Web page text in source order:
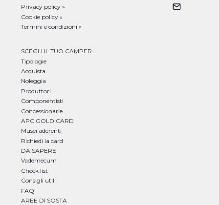
Privacy policy »
Cookie policy »
Termini e condizioni »
SCEGLI IL TUO CAMPER
Tipologie
Acquista
Noleggia
Produttori
Componentisti
Concessionarie
APC GOLD CARD
Musei aderenti
Richiedi la card
DA SAPERE
Vademecum
Check list
Consigli utili
FAQ
AREE DI SOSTA